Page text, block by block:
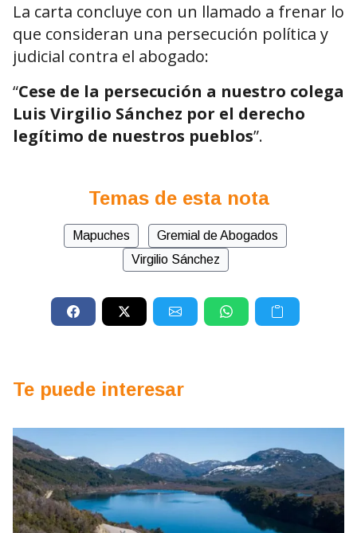
La carta concluye con un llamado a frenar lo
que consideran una persecución política y
judicial contra el abogado:
“Cese de la persecución a nuestro colega
Luis Virgilio Sánchez por el derecho
legítimo de nuestros pueblos”.
Temas de esta nota
Mapuches
Gremial de Abogados
Virgilio Sánchez
Te puede interesar